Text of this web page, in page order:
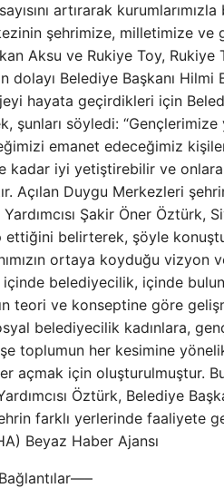
artırarak
şehrimize, milletimize ve
Aksu ve Rukiye Toy, Rukiye
dolayı Belediye Başkanı
hayata geçirdikleri için
şunları söyledi:
emanet edeceğimiz
kadar iyi yetiştirebilir ve
Açılan Duygu Merkezleri
Şakir Öner Öztürk,
ettiğini belirterek, şöyle
ortaya koyduğu
içinde belediyecilik, içinde
teori ve konseptine göre
belediyecilik kadınlara,
toplumun her kesimine
açmak için oluşturulmuştur.
Öztürk, Belediye
farklı yerlerinde faaliyete
Beyaz Haber Ajansı